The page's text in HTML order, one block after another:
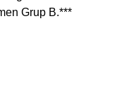
Grup B.***